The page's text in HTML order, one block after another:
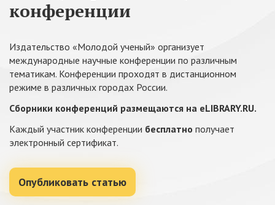
конференции
Издательство «Молодой ученый» организует
международные научные конференции по различным
тематикам. Конференции проходят в дистанционном
режиме в различных городах России.
Сборники конференций размещаются на eLIBRARY.RU.
Каждый участник конференции бесплатно получает
электронный сертификат.
Опубликовать статью